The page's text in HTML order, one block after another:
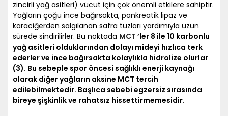
zincirli yağ asitleri) vücut için çok önemli etkilere sahiptir.
Yağların çoğu ince bağırsakta, pankreatik lipaz ve
karaciğerden salgılanan safra tuzları yardımıyla uzun
sürede sindirilirler. Bu noktada MCT ’ler 8 ile 10 karbonlu
yağ asitleri olduklarından dolayı mideyi hızlıca terk
ederler ve ince bağırsakta kolaylıkla hidrolize olurlar
(3). Bu sebeple spor öncesi sağlıklı enerji kaynağı
olarak diğer yağların aksine MCT tercih
edilebilmektedir. Başlıca sebebi egzersiz sırasında
bireye şişkinlik ve rahatsız hissettirmemesidir.